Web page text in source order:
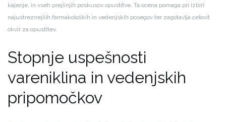
kajenje, in vseh prejšnjih poskusov opustitve. Ta ocena pomaga pri izbiri
najustreznejših farmakoloških in vedenjskih posegov ter zagotavlja celovit
okvir za opustitev.
Stopnje uspešnosti
vareniklina in vedenjskih
pripomočkov